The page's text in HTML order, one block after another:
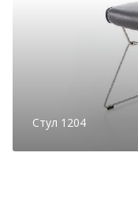
Стул 1204